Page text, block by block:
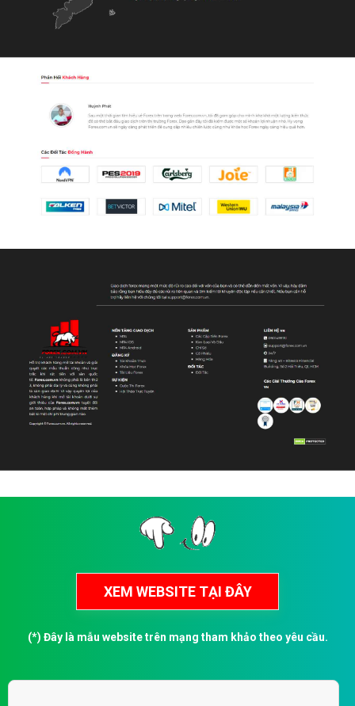
(*) Đây là mẫu website trên mạng tham khảo theo yêu cầu.